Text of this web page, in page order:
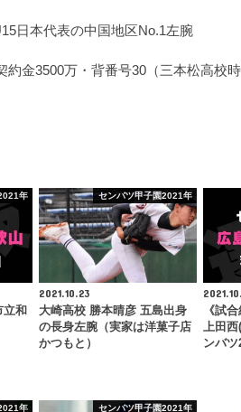
日本代表の中国地区No.1左腕
約金3500万・背番号30（三本松高校
年
立和
センバツ甲子園2021年
2021.10.23
大崎高校 勝本晴彦 五島出身
の長身左腕（実家は洋菓子店
かつもと）
《試
上田西
ンバ
年 センバツ甲子園2021年